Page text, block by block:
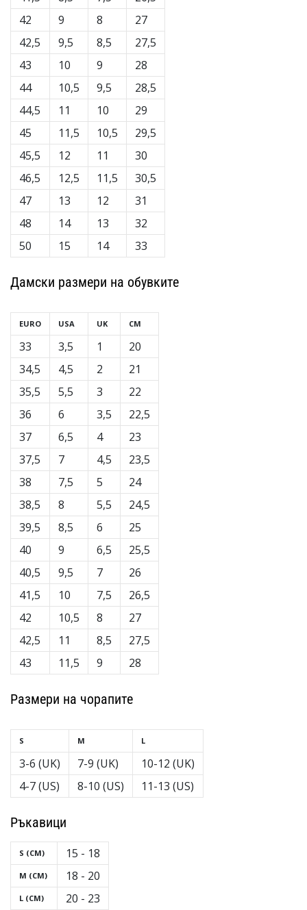
42
42,5
43
44
44,5
45
45,5
46,5
47
48
50
9
9,5
10
10,5
11
11,5
12
12,5
13
14
15
8
8,5
9
9,5
10
10,5
11
11,5
12
13
14
27
27,5
28
28,5
29
29,5
30
30,5
31
32
33
Дамски размери на обувките
EURO
33
34,5
35,5
36
37
37,5
38
38,5
39,5
40
40,5
41,5
42
42,5
43
USA
3,5
4,5
5,5
6
6,5
7
7,5
8
8,5
9
9,5
10
10,5
11
11,5
UK
1
2
3
3,5
4
4,5
5
5,5
6
6,5
7
7,5
8
8,5
9
CM
20
21
22
22,5
23
23,5
24
24,5
25
25,5
26
26,5
27
27,5
28
Размери на чорапите
S
3-6 (UK)
4-7 (US)
M
7-9 (UK)
8-10 (US)
L
10-12 (UK)
11-13 (US)
Ръкавици
S (CM)
M (CM)
L (CM)
15 - 18
18 - 20
20 - 23